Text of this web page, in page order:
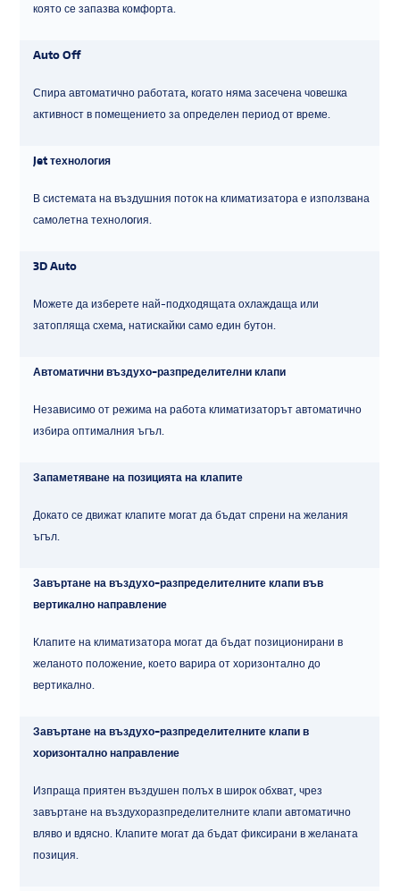
която се запазва комфорта.
Auto Off
Спира автоматично работата, когато няма засечена човешка
активност в помещението за определен период от време.
Jet технология
В системата на въздушния поток на климатизатора е използвана
самолетна технолoгия.
3D Auto
Можете да изберете най-подходящата охлаждаща или
затопляща схема, натискайки само един бутон.
Автоматични въздухо-разпределителни клапи
Независимо от режима на работа климатизаторът автоматично
избира оптималния ъгъл.
Запаметяване на позицията на клапите
Докато се движат клапите могат да бъдат спрени на желания
ъгъл.
Завъртане на въздухо-разпределителните клапи във
вертикално направление
Клапите на климатизатора могат да бъдат позиционирани в
желаното положение, което варира от хоризонтално до
вертикално.
Завъртане на въздухо-разпределителните клапи в
хоризонтално направление
Изпраща приятен въздушен полъх в широк обхват, чрез
завъртане на въздухоразпределителните клапи автоматично
вляво и вдясно. Клапите могат да бъдат фиксирани в желаната
позиция.